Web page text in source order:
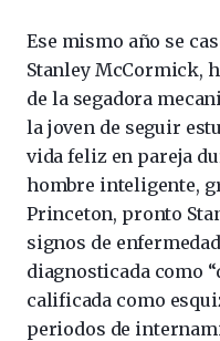
Ese mismo año se
Stanley McCormick,
de la segadora
la joven de seguir
vida feliz en pareja
hombre inteligente,
Princeton, pronto
signos de
diagnosticada como
calificada como
periodos de